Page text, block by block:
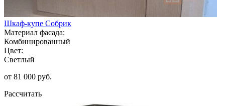
Шкаф-купе Собрик
Материал фасада:
Комбинированный
Цвет:
Светлый
от 81 000 руб.
Рассчитать